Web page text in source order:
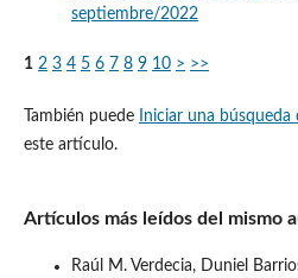
septiembre/2022
1 2 3 4 5 6 7 8 9 10 > >>
También puede Iniciar una
este artículo.
Artículos más leídos del mismo
Raúl M. Verdecia, Duniel